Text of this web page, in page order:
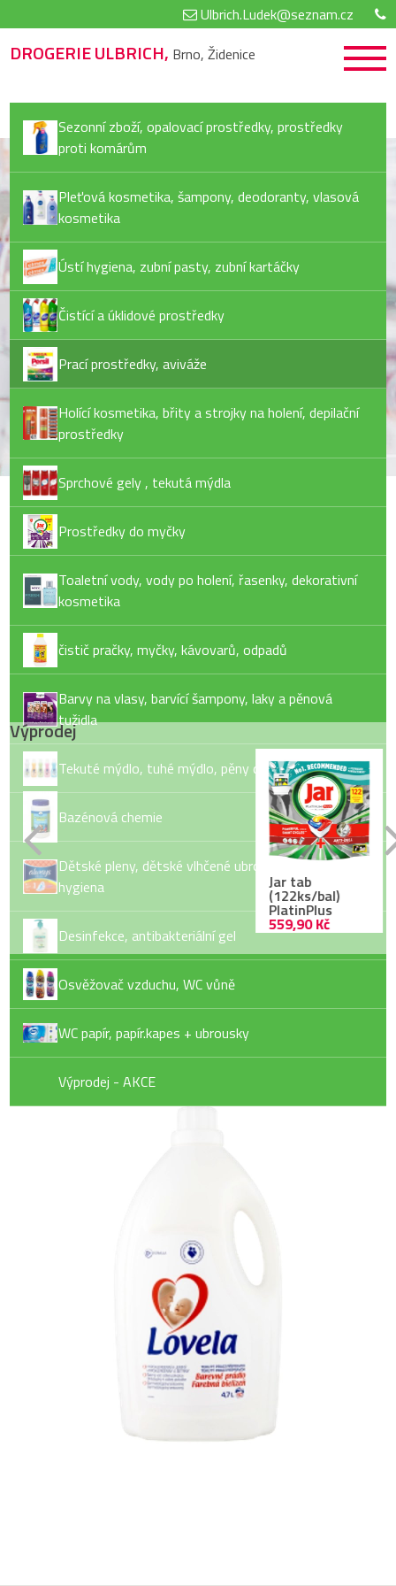
Ulbrich.Ludek@seznam.cz
DROGERIE ULBRICH, Brno, Židenice
Sezonní zboží, opalovací prostředky, prostředky
proti komárům
Pleťová kosmetika, šampony, deodoranty, vlasová
kosmetika
Ústí hygiena, zubní pasty, zubní kartáčky
Čistící a úklidové prostředky
Prací prostředky, aviváže
Holící kosmetika, břity a strojky na holení, depilační
prostředky
Sprchové gely , tekutá mýdla
Prostředky do myčky
Toaletní vody, vody po holení, řasenky, dekorativní
kosmetika
čistič pračky, myčky, kávovarů, odpadů
Barvy na vlasy, barvící šampony, laky a pěnová
tužidla
Tekuté mýdlo, tuhé mýdlo, pěny do koupele
Bazénová chemie
Dětské pleny, dětské vlhčené ubrousky, dámská
hygiena
Desinfekce, antibakteriální gel
Osvěžovač vzduchu, WC vůně
WC papír, papír.kapes + ubrousky
Výprodej - AKCE
Výprodej
Jar tab
(122ks/bal)
PlatinPlus
559,90 Kč
Lovela gel 50PD
349,90 Kč